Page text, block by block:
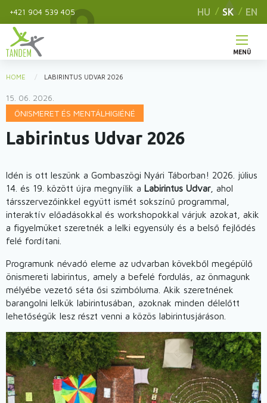
main
content
+421 904 539 405 HU SK EN
Hlavné
menu
MENÜ
are
here
HOME LABIRINTUS UDVAR 2026
15. 06. 2026.
ÖNISMERET ÉS MENTÁLHIGIÉNÉ
Labirintus Udvar 2026
Idén is ott leszünk a Gombaszögi Nyári Táborban! 2026. július
14. és 19. között újra megnyílik a Labirintus Udvar, ahol
társszervezőinkkel együtt ismét sokszínű programmal,
interaktív előadásokkal és workshopokkal várjuk azokat, akik
a figyelmüket szeretnék a lelki egyensúly és a belső fejlődés
felé fordítani.
Programunk névadó eleme az udvarban kövekből megépülő
önismereti labirintus, amely a befelé fordulás, az önmagunk
mélyébe vezető séta ősi szimbóluma. Akik szeretnének
barangolni lelkük labirintusában, azoknak minden délelőtt
lehetőségük lesz részt venni a közös labirintusjáráson.